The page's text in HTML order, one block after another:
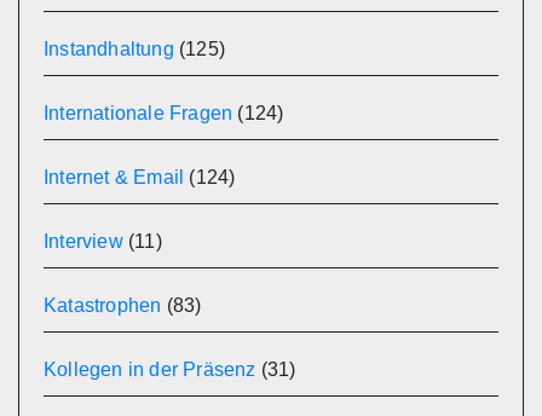
Instandhaltung (125)
Internationale Fragen (124)
Internet & Email (124)
Interview(11)
Katastrophen (83)
Kollegen in der Präsenz (31)